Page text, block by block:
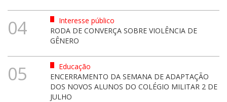
04
Interesse público
RODA DE CONVERÇA SOBRE VIOLÊNCIA DE
GÊNERO
05
Educação
ENCERRAMENTO DA SEMANA DE ADAPTAÇÃO
DOS NOVOS ALUNOS DO COLÉGIO MILITAR 2 DE
JULHO